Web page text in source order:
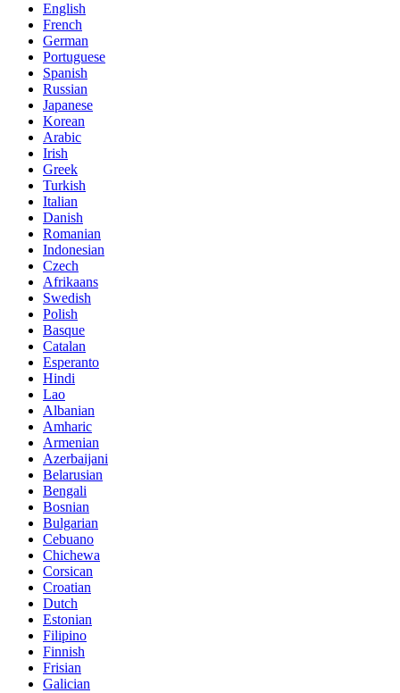
English
French
German
Portuguese
Spanish
Russian
Japanese
Korean
Arabic
Irish
Greek
Turkish
Italian
Danish
Romanian
Indonesian
Czech
Afrikaans
Swedish
Polish
Basque
Catalan
Esperanto
Hindi
Lao
Albanian
Amharic
Armenian
Azerbaijani
Belarusian
Bengali
Bosnian
Bulgarian
Cebuano
Chichewa
Corsican
Croatian
Dutch
Estonian
Filipino
Finnish
Frisian
Galician